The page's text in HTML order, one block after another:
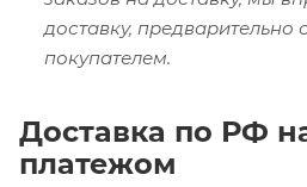
доставку, предварительно
покупателем.
Доставка по РФ
платежом